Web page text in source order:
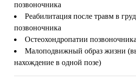
позвоночника
Реабилитация после травм в
позвоночника
Остеохондропатии
Малоподвижный образ жизни
нахождение в одной позе)